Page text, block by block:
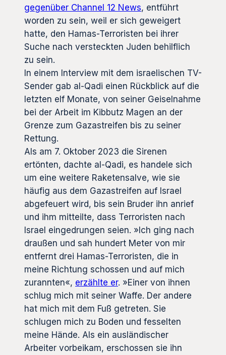
gegenüber Channel 12 News, entführt
worden zu sein, weil er sich geweigert
hatte, den Hamas-Terroristen bei ihrer
Suche nach versteckten Juden behilflich
zu sein.
In einem Interview mit dem israelischen TV-
Sender gab al-Qadi einen Rückblick auf die
letzten elf Monate, von seiner Geiselnahme
bei der Arbeit im Kibbutz Magen an der
Grenze zum Gazastreifen bis zu seiner
Rettung.
Als am 7. Oktober 2023 die Sirenen
ertönten, dachte al-Qadi, es handele sich
um eine weitere Raketensalve, wie sie
häufig aus dem Gazastreifen auf Israel
abgefeuert wird, bis sein Bruder ihn anrief
und ihm mitteilte, dass Terroristen nach
Israel eingedrungen seien. »Ich ging nach
draußen und sah hundert Meter von mir
entfernt drei Hamas-Terroristen, die in
meine Richtung schossen und auf mich
zurannten«, erzählte er. »Einer von ihnen
schlug mich mit seiner Waffe. Der andere
hat mich mit dem Fuß getreten. Sie
schlugen mich zu Boden und fesselten
meine Hände. Als ein ausländischer
Arbeiter vorbeikam, erschossen sie ihn